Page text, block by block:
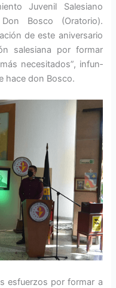
Juvenil Salesiano
Bosco (Oratorio).
de este aniversario
salesiana por formar
necesitados”, infun­
hace don Bosco.
esfuerzos por formar a